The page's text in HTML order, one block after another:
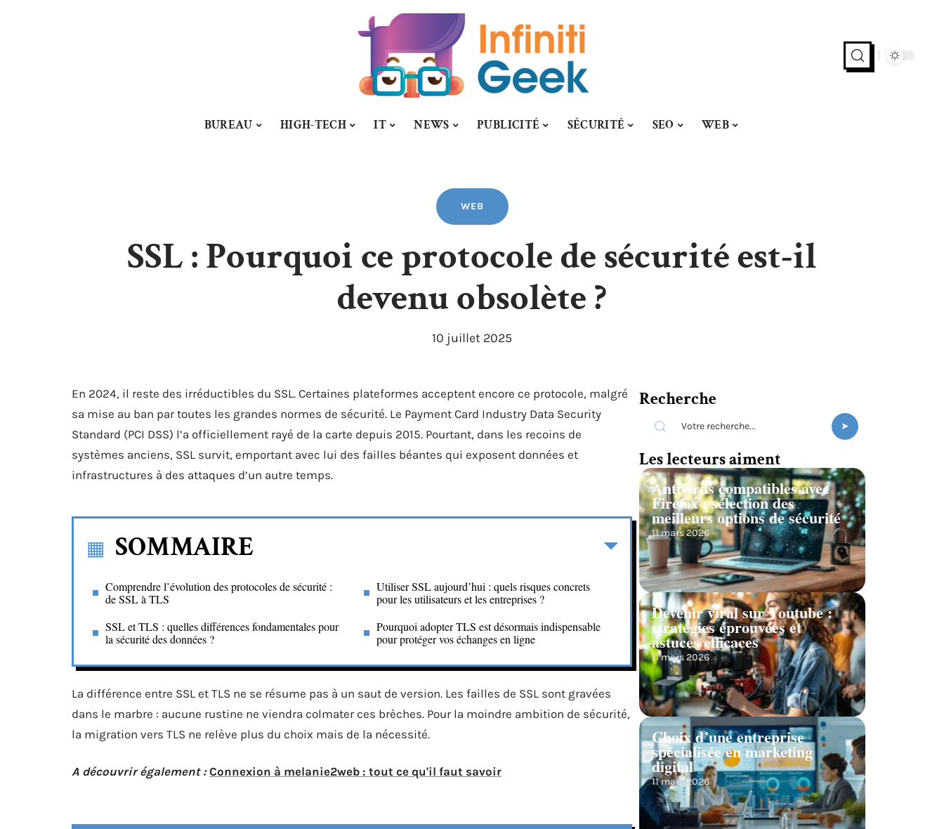
BUREAU HIGH-TECH IT NEWS PUBLICITÉ SÉCURITÉ SEO WEB
WEB
SSL : Pourquoi ce protocole de sécurité est-il
devenu obsolète ?
10 juillet 2025
En 2024, il reste des irréductibles du SSL. Certaines plateformes acceptent encore ce protocole, malgré
sa mise au ban par toutes les grandes normes de sécurité. Le Payment Card Industry Data Security
Standard (PCI DSS) l’a officiellement rayé de la carte depuis 2015. Pourtant, dans les recoins de
systèmes anciens, SSL survit, emportant avec lui des failles béantes qui exposent données et
infrastructures à des attaques d’un autre temps.
SOMMAIRE
Comprendre l’évolution des protocoles de sécurité :
de SSL à TLS
SSL et TLS : quelles différences fondamentales pour
la sécurité des données ?
Utiliser SSL aujourd’hui : quels risques concrets
pour les utilisateurs et les entreprises ?
Pourquoi adopter TLS est désormais indispensable
pour protéger vos échanges en ligne
La différence entre SSL et TLS ne se résume pas à un saut de version. Les failles de SSL sont gravées
dans le marbre : aucune rustine ne viendra colmater ces brèches. Pour la moindre ambition de sécurité,
la migration vers TLS ne relève plus du choix mais de la nécessité.
A découvrir également : Connexion à melanie2web : tout ce qu'il faut savoir
Recherche
Les lecteurs aiment
Antivirus compatibles avec
Firefox : sélection des
meilleurs options de sécurité
11 mars 2026
Devenir viral sur Youtube :
stratégies éprouvées et
astuces efficaces
11 mars 2026
Choix d’une entreprise
spécialisée en marketing
digital
11 mars 2026